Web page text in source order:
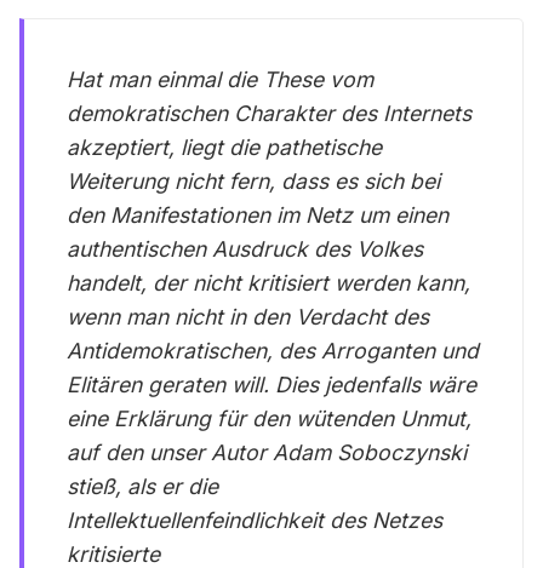
Hat man einmal die These vom
demokratischen Charakter des Internets
akzeptiert, liegt die pathetische
Weiterung nicht fern, dass es sich bei
den Manifestationen im Netz um einen
authentischen Ausdruck des Volkes
handelt, der nicht kritisiert werden kann,
wenn man nicht in den Verdacht des
Antidemokratischen, des Arroganten und
Elitären geraten will. Dies jedenfalls wäre
eine Erklärung für den wütenden Unmut,
auf den unser Autor Adam Soboczynski
stieß, als er die
Intellektuellenfeindlichkeit des Netzes
kritisierte